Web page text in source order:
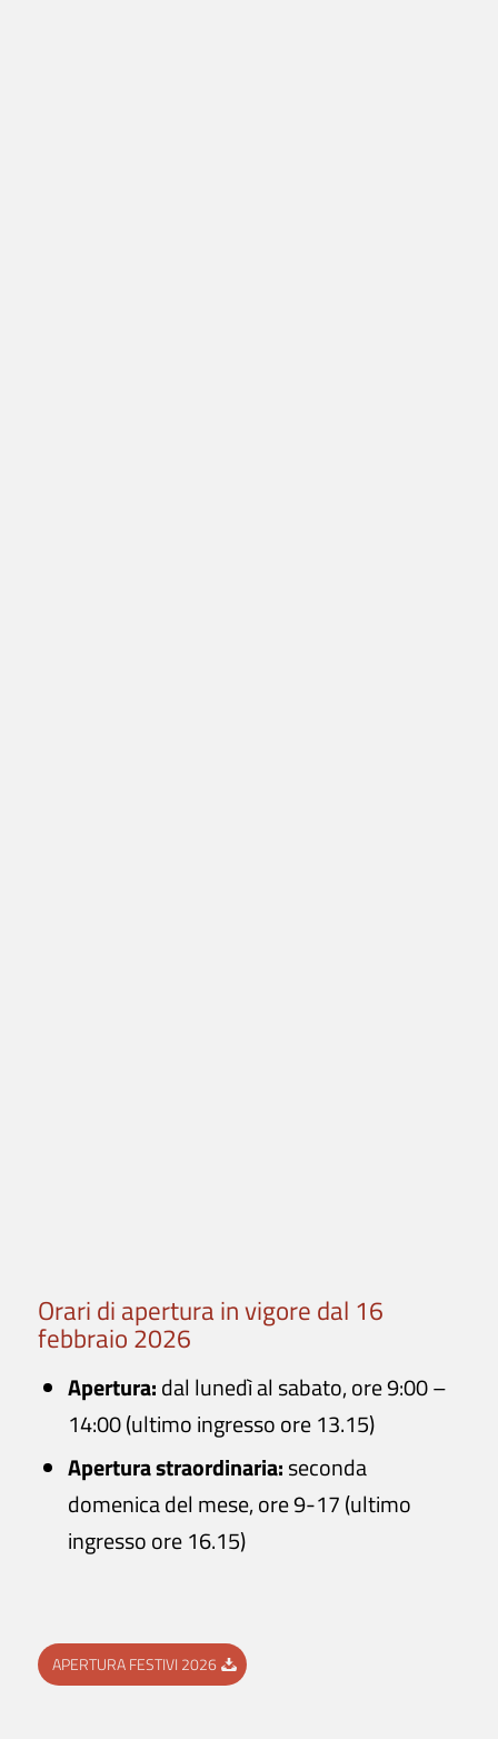
Orari di apertura in vigore dal 16
febbraio 2026
Apertura:dal lunedì al sabato, ore 9:00 –
14:00 (ultimo ingresso ore 13.15)
Apertura straordinaria:seconda
domenica del mese, ore 9-17 (ultimo
ingresso ore 16.15)
APERTURA FESTIVI 2026
villafarnesina@lincei.it
+39 06 68 02 72 68
Via della Lungara, 230 - 00165 Roma
La Villa
Storia
Giardini Storici
Mappa della Villa